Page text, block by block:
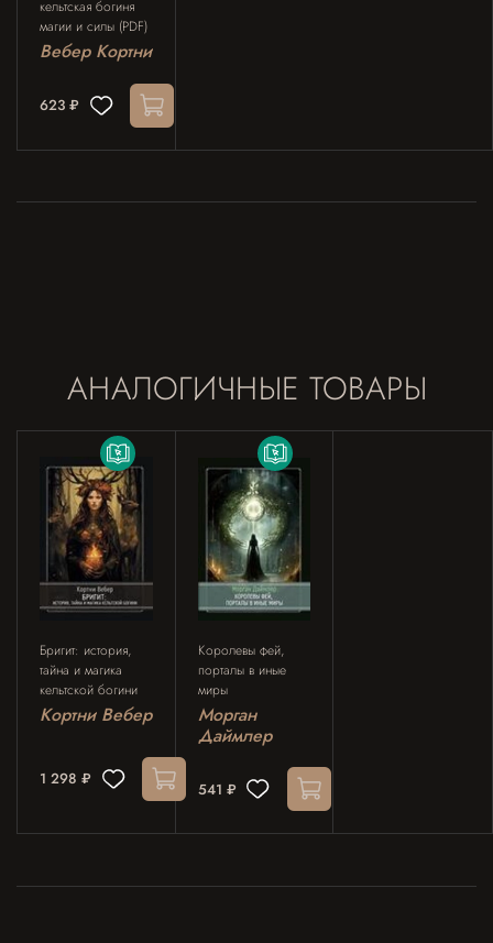
кельтская богиня
магии и силы (PDF)
Вебер Кортни
623 ₽
АНАЛОГИЧНЫЕ ТОВАРЫ
Бригит: история,
тайна и магика
кельтcкой богини
Кортни Вебер
1 298 ₽
Королевы фей,
порталы в иные
миры
Морган
Даймлер
541 ₽